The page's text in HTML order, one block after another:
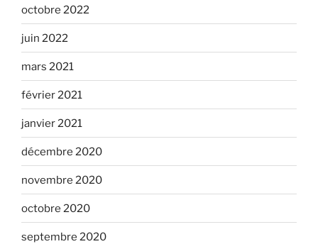
octobre 2022
juin 2022
mars 2021
février 2021
janvier 2021
décembre 2020
novembre 2020
octobre 2020
septembre 2020